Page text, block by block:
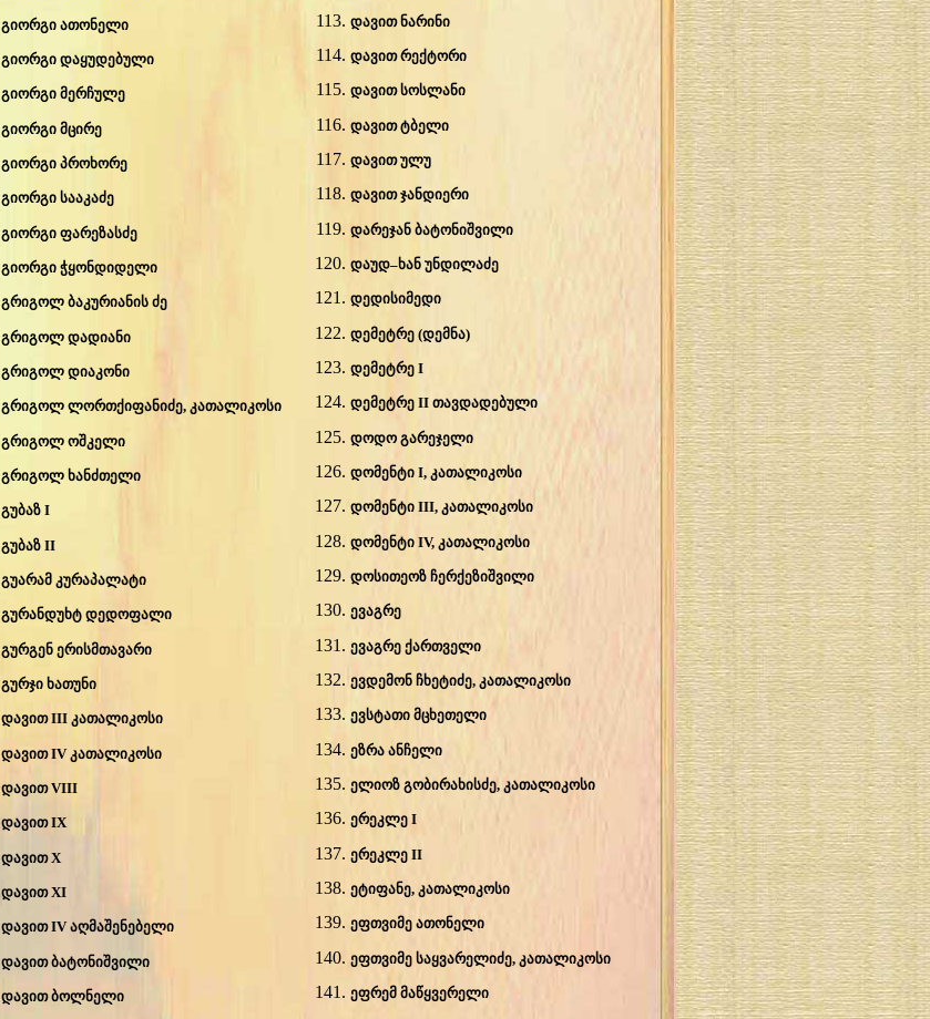
დავით ნარინი
დავით რექტორი
დავითსოსლანი
დავითტბელი
დავითულუ
დავითჯანდიერი
დარეჯან ბატონიშვილი
დაუდ–ხან უნდილაძე
დედისიმედი
დემეტრე (დემნა)
დემეტრე I
დემეტრე II თავდადებული
დოდო გარეჯელი
დომენტი I, კათალიკოსი
დომენტი III, კათალიკოსი
დომენტი IV, კათალიკოსი
დოსითეოზ ჩერქეზიშვილი
ევაგრე
ევაგრე ქართველი
ევდემონ ჩხეტიძე, კათალიკოსი
ევსტათი მცხეთელი
ეზრა ანჩელი
ელიოზ გობირახისძე, კათალიკოსი
ერეკლე I
ერეკლე II
ეტიფანე, კათალიკოსი
ეფთვიმე ათონელი
ეფთვიმე საყვარელიძე, კათალიკოსი
ეფრემ მაწყვერელი
გიორგი ათონელი
გიორგი დაყუდებული
გიორგი მერჩულე
გიორგი მცირე
გიორგი პროხორე
გიორგი სააკაძე
გიორგი ფარეზასძე
გიორგი ჭყონდიდელი
გრიგოლ ბაკურიანის ძე
გრიგოლ დადიანი
გრიგოლ დიაკონი
გრიგოლ ლორთქიფანიძე, კათალიკოსი
გრიგოლ ოშკელი
გრიგოლ ხანძთელი
გუბაზ I
გუბაზ II
გუარამ კურაპალატი
გურანდუხტ დედოფალი
გურგენ ერისმთავარი
გურჯი ხათუნი
დავით III კათალიკოსი
დავით IV კათალიკოსი
დავით VIII
დავით IX
დავით X
დავით XI
დავით IV აღმაშენებელი
დავით ბატონიშვილი
დავით ბოლნელი